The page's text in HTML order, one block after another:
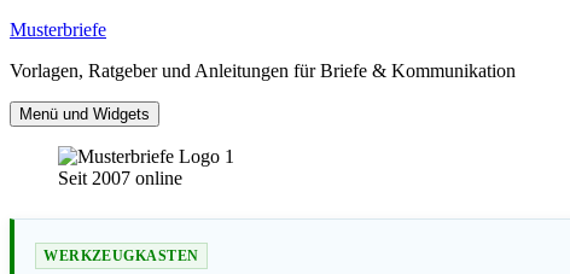
Zum
springen
Musterbriefe
Vorlagen, Ratgeber und Anleitungen für Briefe & Kommunikation
Menü und Widgets
Seit 2007 online
WERKZEUGKASTEN